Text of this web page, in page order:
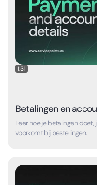
1:31
Betalingen en
Leer hoe je betalingen
voorkomt bij bestellingen.